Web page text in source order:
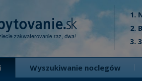
zakwaterovanie raz, dwa!
1.
2.
3.
Wyszukiwanie noclegów